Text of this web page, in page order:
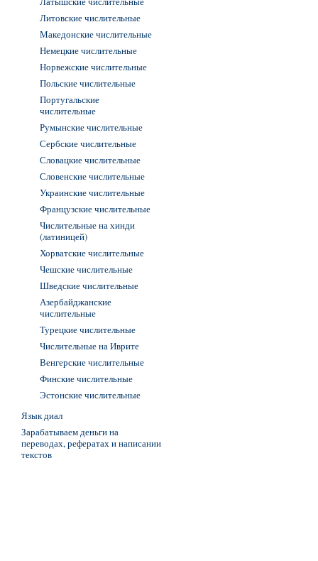
Литовские числительные
Македонские числительные
Немецкие числительные
Норвежские числительные
Польские числительные
Португальские
числительные
Румынские числительные
Сербские числительные
Словацкие числительные
Словенские числительные
Украинские числительные
Французские числительные
Числительные на хинди
(латиницей)
Хорватские числительные
Чешские числительные
Шведские числительные
Азербайджанские
числительные
Турецкие числительные
Числительные на Иврите
Венгерские числительные
Финские числительные
Эстонские числительные
Язык диал
Зарабатываем деньги на
переводах, рефератах и написании
текстов